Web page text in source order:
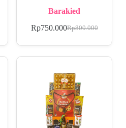
Barakied
Rp800.000
Rp750.000